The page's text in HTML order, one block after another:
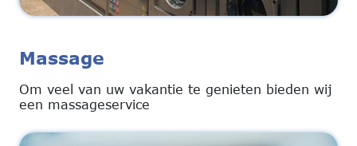
Massage
Om veel van uw vakantie te genieten bieden wij
een massageservice